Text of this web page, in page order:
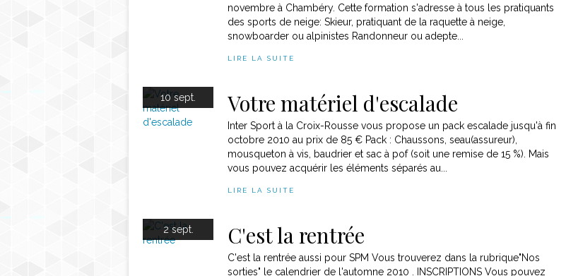
novembre à Chambéry. Cette formation s'adresse à tous les pratiquants
des sports de neige: Skieur, pratiquant de la raquette à neige,
snowboarder ou alpinistes Randonneur ou adepte...
LIRE LA SUITE
10 sept. Votre matériel d'escalade
Inter Sport à la Croix-Rousse vous propose un pack escalade jusqu'à fin
octobre 2010 au prix de 85 € Pack : Chaussons, seau(assureur),
mousqueton à vis, baudrier et sac à pof (soit une remise de 15 %). Mais
vous pouvez acquérir les éléments séparés au...
LIRE LA SUITE
2 sept. C'est la rentrée
C'est la rentrée aussi pour SPM Vous trouverez dans la rubrique"Nos
sorties" le calendrier de l'automne 2010 . INSCRIPTIONS Vous pouvez